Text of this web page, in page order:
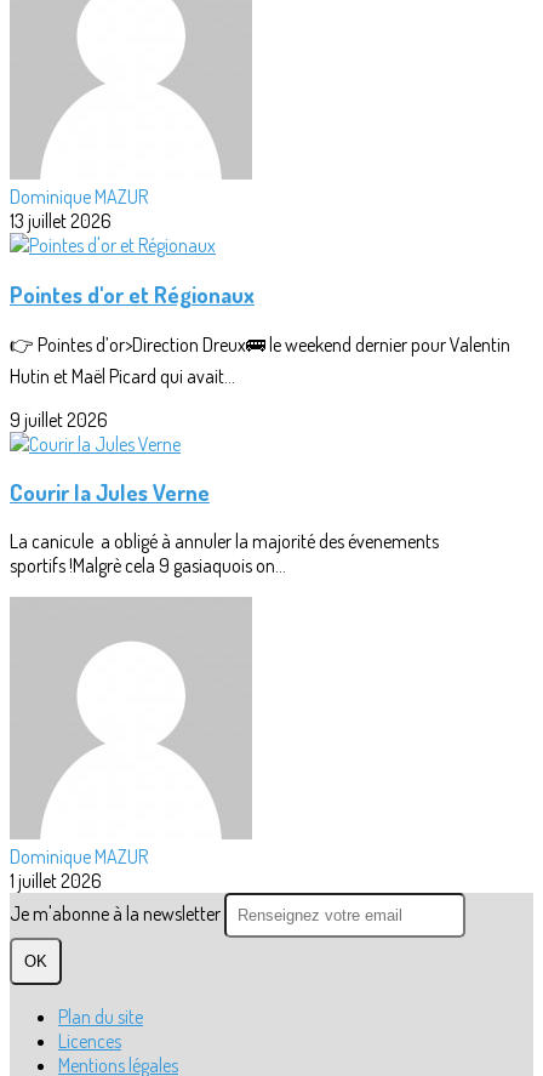
Dominique MAZUR
13 juillet 2026
Pointes d'or et Régionaux
👉 Pointes d’or>Direction Dreux🚌 le weekend dernier pour Valentin
Hutin et Maël Picard qui avait...
9 juillet 2026
Courir la Jules Verne
La canicule a obligé à annuler la majorité des évenements
sportifs !Malgrè cela 9 gasiaquois on...
Dominique MAZUR
1 juillet 2026
Je m'abonne à la newsletter
OK
Plan du site
Licences
Mentions légales